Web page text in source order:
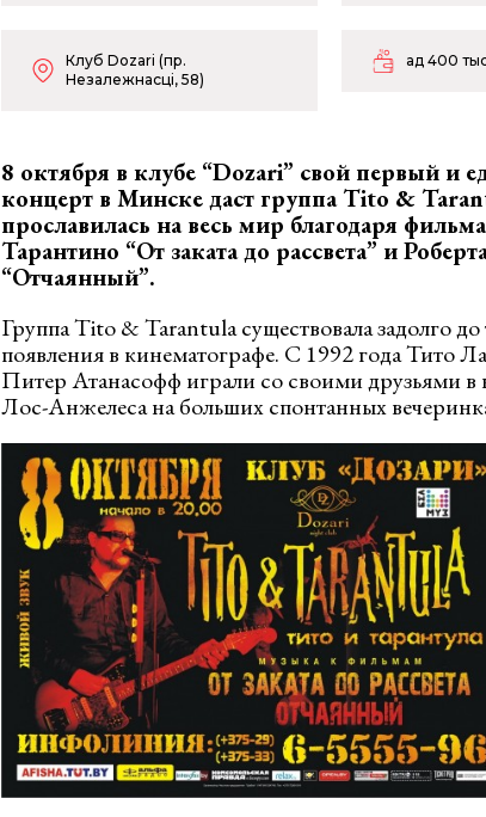
Клуб Dozari (пр.
Незалежнасці, 58)
ад 400
8 октября в клубе “Dozari” свой первый и
концерт в Минске даст группаTito &
прославилась на весь мир благодаря
Тарантино “От заката до рассвета” и
“Отчаянный”.
Группа Тito & Tarantula существовала задолго
появления в кинематографе. С 1992 года Тито
Питер Атанасофф играли со своими друзьями в
Лос-Анжелеса на больших спонтанных